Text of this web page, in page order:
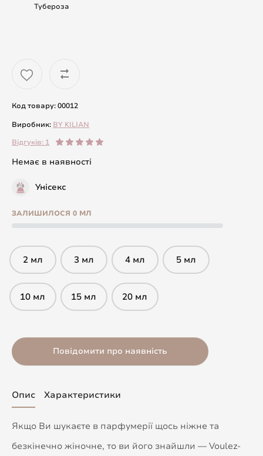
Тубероза
Код товару: 00012
Виробник: BY KILIAN
Відгуків: 1
Немає в наявності
Унісекс
ЗАЛИШИЛОСЯ 0 МЛ
2 мл 3 мл 4 мл 5 мл
10 мл 15 мл 20 мл
Повідомити про наявність
Опис Характеристики
Якщо Ви шукаєте в парфумерії щось ніжне та
безкінечно жіночне, то ви його знайшли — Voulez-